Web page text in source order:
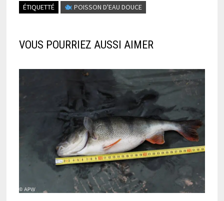
ÉTIQUETTÉ POISSON D'EAU DOUCE
VOUS POURRIEZ AUSSI AIMER